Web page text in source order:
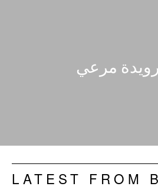
مرعي
LATEST FROM